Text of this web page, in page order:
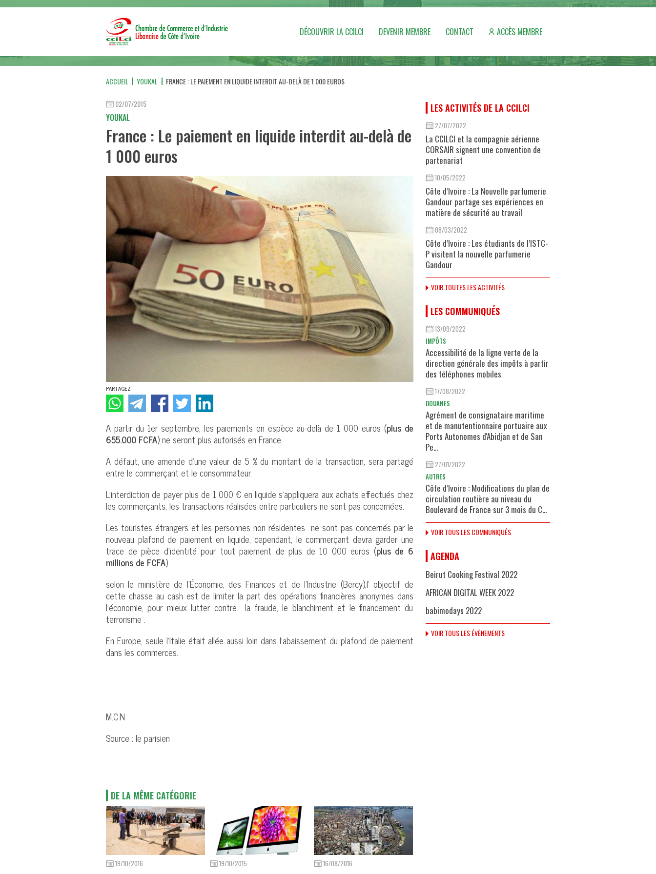
DÉCOUVRIR LA CCILCI DEVENIR MEMBRE CONTACT ACCÈS MEMBRE
ACCUEIL YOUKAL FRANCE : LE PAIEMENT EN LIQUIDE INTERDIT AU-DELÀ DE 1 000 EUROS
02/07/2015
YOUKAL
France : Le paiement en liquide interdit au-delà de
1 000 euros
PARTAGEZ
A partir du 1er septembre, les paiements en espèce au-delà de 1 000 euros (plus de
655.000 FCFA) ne seront plus autorisés en France.
A défaut, une amende d'une valeur de 5 % du montant de la transaction, sera partagé
entre le commerçant et le consommateur.
L'interdiction de payer plus de 1 000 € en liquide s'appliquera aux achats effectués chez
les commerçants, les transactions réalisées entre particuliers ne sont pas concernées.
Les touristes étrangers et les personnes non résidentes ne sont pas concernés par le
nouveau plafond de paiement en liquide, cependant, le commerçant devra garder une
trace de pièce d'identité pour tout paiement de plus de 10 000 euros (plus de 6
millions de FCFA).
selon le ministère de l'Économie, des Finances et de l'Industrie (Bercy),l’ objectif de
cette chasse au cash est de limiter la part des opérations financières anonymes dans
l'économie, pour mieux lutter contre la fraude, le blanchiment et le financement du
terrorisme .
En Europe, seule l'Italie était allée aussi loin dans l'abaissement du plafond de paiement
dans les commerces.
M.C.N
Source : le parisien
DE LA MÊME CATÉGORIE
19/10/2016 19/10/2015 16/08/2016
LES ACTIVITÉS DE LA CCILCI
27/07/2022
La CCILCI et la compagnie aérienne
CORSAIR signent une convention de
partenariat
10/05/2022
Côte d’Ivoire : La Nouvelle parfumerie
Gandour partage ses expériences en
matière de sécurité au travail
08/03/2022
Côte d’Ivoire : Les étudiants de l’ISTC-
P visitent la nouvelle parfumerie
Gandour
VOIR TOUTES LES ACTIVITÉS
LES COMMUNIQUÉS
13/09/2022
IMPÔTS
Accessibilité de la ligne verte de la
direction générale des impôts à partir
des téléphones mobiles
17/08/2022
DOUANES
Agrément de consignataire maritime
et de manutentionnaire portuaire aux
Ports Autonomes d'Abidjan et de San
Pe...
27/01/2022
AUTRES
Côte d’Ivoire : Modifications du plan de
circulation routière au niveau du
Boulevard de France sur 3 mois du C...
VOIR TOUS LES COMMUNIQUÉS
AGENDA
Beirut Cooking Festival 2022
AFRICAN DIGITAL WEEK 2022
babimodays 2022
VOIR TOUS LES ÉVÈNEMENTS